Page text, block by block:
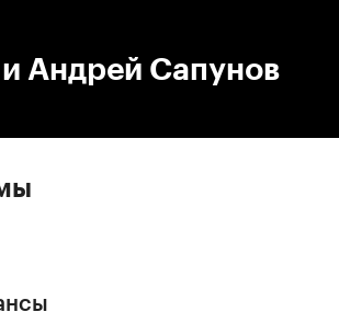
Андрей Сапунов